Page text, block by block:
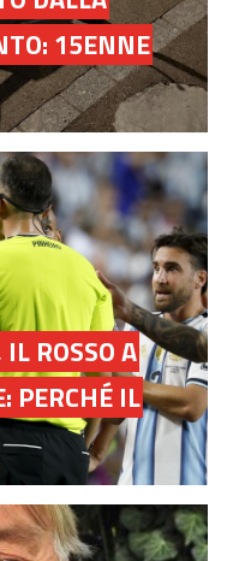
15ENNE
ROSSO A
PERCHÉ IL